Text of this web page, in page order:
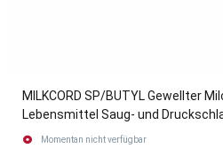
MILKCORD SP/BUTYL Gewellter
Lebensmittel Saug- und
Momentan nicht verfügbar